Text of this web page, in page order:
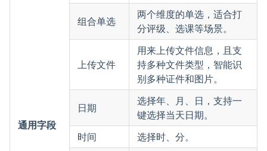
通用字段
组合单选
两个维度的单选，适合打
分评级、选课等场景。
上传文件
用来上传文件信息，且支
持多种文件类型，智能识
别多种证件和图片。
日期
选择年、月、日，支持一
键选择当天日期。
时间
选择时、分。